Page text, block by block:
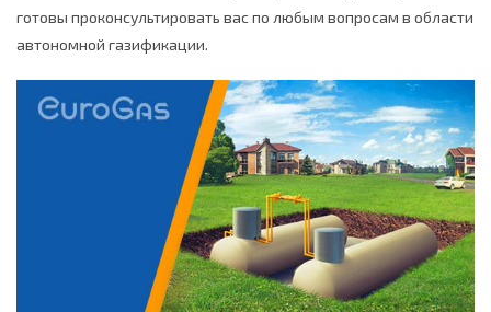
готовы проконсультировать вас по любым вопросам в области
автономной газификации.